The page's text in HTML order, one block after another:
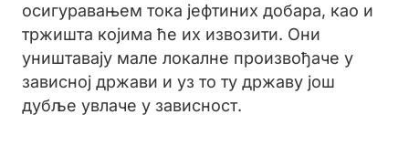
осигуравањем тока јефтиних добара, као и
тржишта којима ће их извозити. Они
уништавају мале локалне произвођаче у
зависној држави и уз то ту државу још
дубље увлаче у зависност.